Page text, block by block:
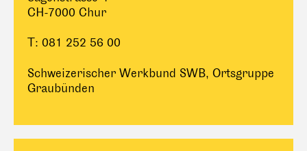
CH-7000 Chur
T: 081 252 56 00
Schweizerischer Werkbund SWB, Ortsgruppe
Graubünden